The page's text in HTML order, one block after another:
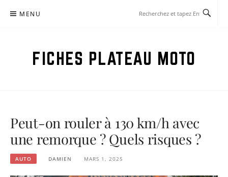
MENU
FICHES PLATEAU MOTO
Peut-on rouler à 130 km/h avec
une remorque ? Quels risques ?
AUTO DAMIEN MARS 1, 2025